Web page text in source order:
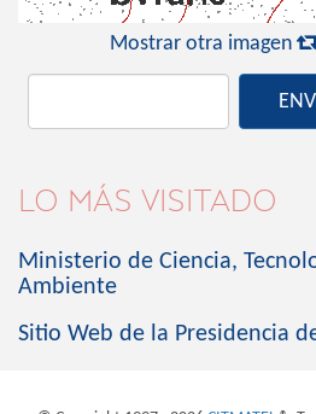
Mostrar otra imagen
LO MÁS VISITADO
Ministerio de Ciencia,
Ambiente
Sitio Web de la Presidencia